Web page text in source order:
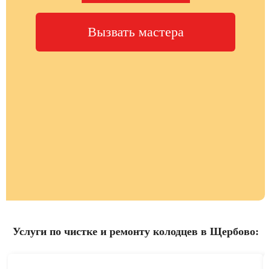
Вызвать мастера
Услуги по чистке и ремонту колодцев в Щербово: